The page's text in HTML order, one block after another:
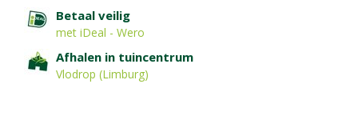
Betaal veilig
met iDeal - Wero
Afhalen in tuincentrum
Vlodrop (Limburg)